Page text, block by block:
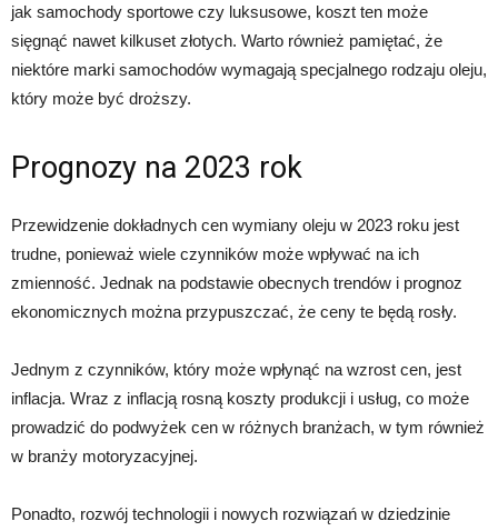
jak samochody sportowe czy luksusowe, koszt ten może
sięgnąć nawet kilkuset złotych. Warto również pamiętać, że
niektóre marki samochodów wymagają specjalnego rodzaju oleju,
który może być droższy.
Prognozy na 2023 rok
Przewidzenie dokładnych cen wymiany oleju w 2023 roku jest
trudne, ponieważ wiele czynników może wpływać na ich
zmienność. Jednak na podstawie obecnych trendów i prognoz
ekonomicznych można przypuszczać, że ceny te będą rosły.
Jednym z czynników, który może wpłynąć na wzrost cen, jest
inflacja. Wraz z inflacją rosną koszty produkcji i usług, co może
prowadzić do podwyżek cen w różnych branżach, w tym również
w branży motoryzacyjnej.
Ponadto, rozwój technologii i nowych rozwiązań w dziedzinie